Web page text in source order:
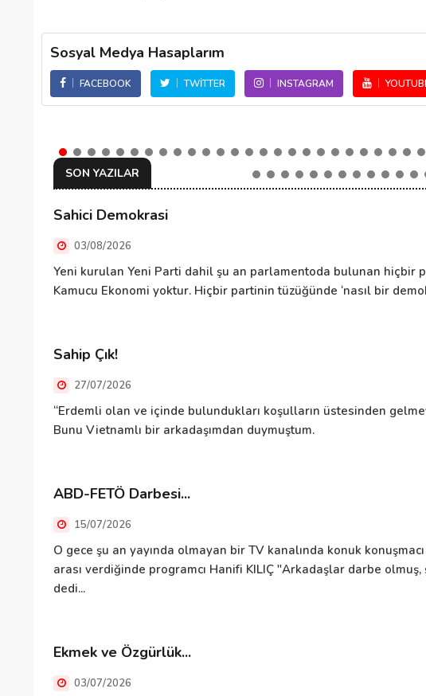
Sosyal Medya Hasaplarım
FACEBOOK TWITTER INSTAGRAM
SON YAZILAR
Sahici Demokrasi
03/08/2026
Yeni kurulan Yeni Parti dahil şu an parlamentoda bulunan hiçbir
Kamucu Ekonomi yoktur. Hiçbir partinin tüzüğünde ‘nasıl bir
Sahip Çık!
27/07/2026
“Erdemli olan ve içinde bulundukları koşulların üstesinden
Bunu Vietnamlı bir arkadaşımdan duymuştum.
ABD-FETÖ Darbesi...
15/07/2026
O gece şu an yayında olmayan bir TV kanalında konuk
arası verdiğinde programcı Hanifi KILIÇ "Arkadaşlar darbe
dedi...
Ekmek ve Özgürlük...
03/07/2026